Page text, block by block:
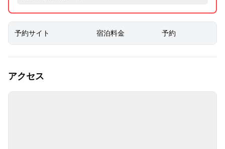
予約サイト 宿泊料金 予約
アクセス